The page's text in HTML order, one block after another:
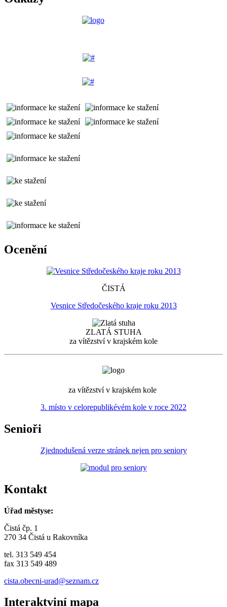
Ocenění
ČISTÁ
Vesnice Středočeského kraje roku 2013
ZLATÁ STUHA
za vítězství v krajském kole
za vítězství v krajském kole
3. místo v celorepublikévém kole v roce 2022
Senioři
Zjednodušená verze stránek nejen pro seniory
Kontakt
Úřad městyse:
Čistá čp. 1
270 34 Čistá u Rakovníka
tel. 313 549 454
fax 313 549 489
cista.obecni-urad@seznam.cz
Interaktviní mapa